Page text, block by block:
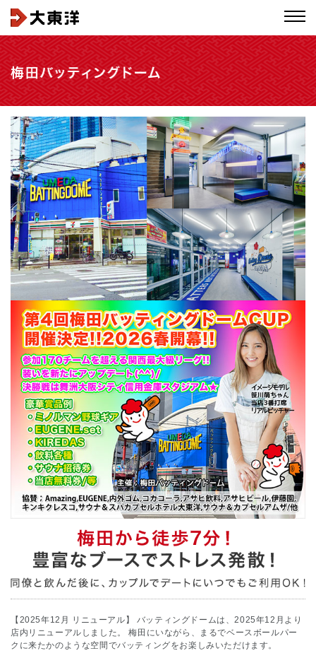
【2025年12月 リニューアル】
バッティングドームは、2025年12月より
店内リニューアルしました。
梅田にいながら、まるでベースボールパー
クに来たかのような空間でバッティングをお楽しみいただけます。